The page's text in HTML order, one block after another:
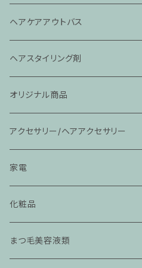
アイロン
その他
ヘアケアアウトバス
ヘアスタイリング剤
オリジナル商品
アクセサリー/ヘアアクセサリー
家電
化粧品
まつ毛美容液類